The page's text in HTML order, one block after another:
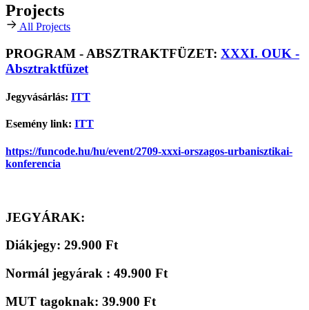
Projects
All Projects
PROGRAM - ABSZTRAKTFÜZET: XXXI. OUK -
Absztraktfüzet
Jegyvásárlás: ITT
Esemény link: ITT
https://funcode.hu/hu/event/2709-xxxi-orszagos-urbanisztikai-
konferencia
JEGYÁRAK:
Diákjegy: 29.900 Ft
Normál jegyárak : 49.900 Ft
MUT tagoknak: 39.900 Ft